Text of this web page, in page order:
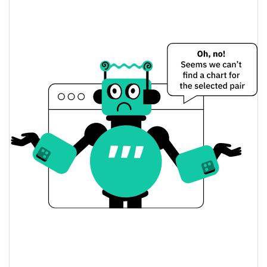
$0.000024911428
Abertura / Fecho de
$0.000024911428 /
$0.000024911368
A mudança de ontem
Volume de ontem $2,055.5021
Histórico do preço do TrumpCoin